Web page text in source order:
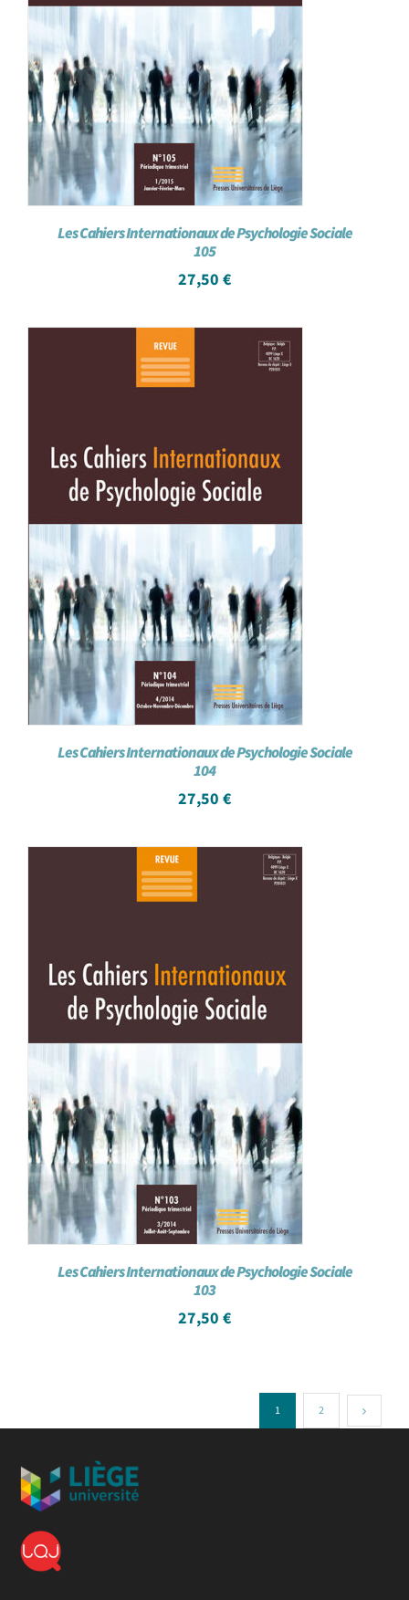
Les Cahiers Internationaux de Psychologie Sociale
105
27,50 €
Les Cahiers Internationaux de Psychologie Sociale
104
27,50 €
Les Cahiers Internationaux de Psychologie Sociale
103
27,50 €
1 2